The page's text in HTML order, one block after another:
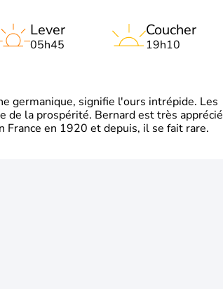
Lever
05h45
Coucher
19h10
germanique, signifie l'ours intrépide. Les
de la prospérité. Bernard est très apprécié
France en 1920 et depuis, il se fait rare.